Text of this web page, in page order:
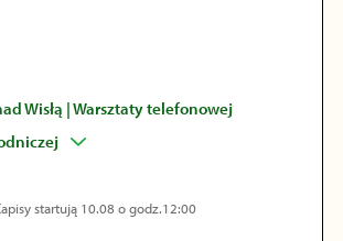
Wisłą | Warsztaty telefonowej
startują 10.08 o godz.12:00